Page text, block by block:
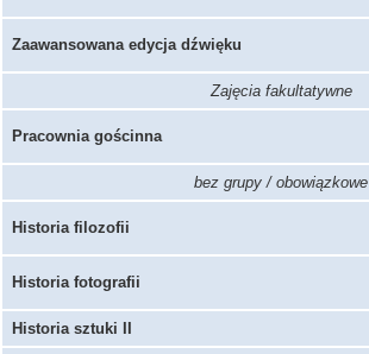
Zaawansowana edycja dźwięku
Zajęcia fakultatywne
Pracownia gościnna
bez grupy / obowiązkowe
Historia filozofii
Historia fotografii
Historia sztuki II